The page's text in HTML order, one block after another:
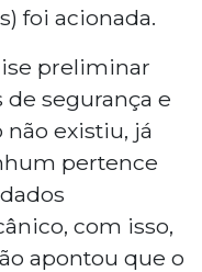
foi acionada.
preliminar
segurança e
existiu, já
pertence
com isso,
apontou que o